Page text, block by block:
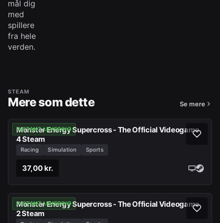
mål dig
med
spillere
fra hele
verden.
STEAM
Mere som dette Se mere
INSTANT LEVERING
Monster Energy Supercross - The Official Videogame
4 Steam
Racing Simulation Sports
37,00 kr.
INSTANT LEVERING
Monster Energy Supercross - The Official Videogame
2 Steam